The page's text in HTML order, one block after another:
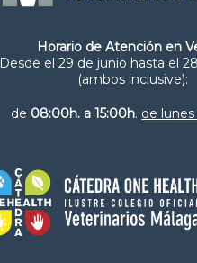
Horario de Atención en
Desde el 29 de junio hasta el
(ambos inclusive):
de 08:00h. a 15:00h. de